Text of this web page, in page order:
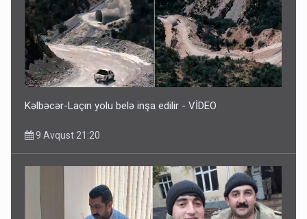
Kəlbəcər-Laçın yolu belə inşa edilir - VİDEO
9 Avqust 21:20